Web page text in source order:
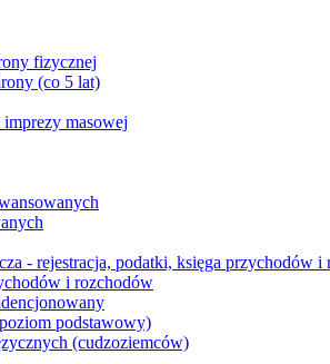
fizycznej
(co 5 lat)
masowej
- rejestracja, podatki, księga przychodów
i rozchodów
podstawowy)
(cudzoziemców)